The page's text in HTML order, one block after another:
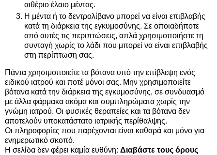
αιθέριο έλαιο μέντας.
Η μέντα ή το δεντρολίβανο μπορεί να είναι επιβλαβής
κατά τη διάρκεια της εγκυμοσύνης. Σε οποιαδήποτε
από αυτές τις περιπτώσεις, απλά χρησιμοποιήστε τη
συνταγή χωρίς το λάδι που μπορεί να είναι επιβλαβής
στη περίπτωση σας.
Πάντα χρησιμοποιείτε τα βότανα υπό την επίβλεψη ενός
ειδικού ιατρού και ποτέ μόνοι σας. Μην χρησιμοποιείτε
βότανα κατά την διάρκεια της εγκυμοσύνης, σε συνδυασμό
με άλλα φάρμακα ακόμα και συμπληρώματα χωρίς την
γνώμη ιατρού. Οι φυσικές θεραπείες και τα βότανα δεν
αποτελούν υποκατάστατο ιατρικής περίθαλψης.
Οι πληροφορίες που παρέχονται είναι καθαρά και μόνο για
ενημερωτικό σκοπό.
Η σελίδα δεν φέρει καμία ευθύνη: Διαβάστε τους όρους